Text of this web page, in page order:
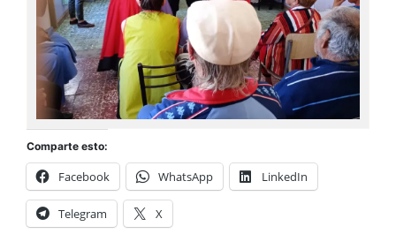
Comparte esto:
Facebook WhatsApp LinkedIn
Telegram X